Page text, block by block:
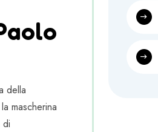
della
mascherina
di